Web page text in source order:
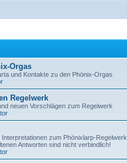
Orgas
und Kontakte zu den Phönix-Orgas
Regelwerk
neuen Vorschlägen zum Regelwerk
zum Phönixlarp-Regelwerk
Antworten sind nicht verbindlich!